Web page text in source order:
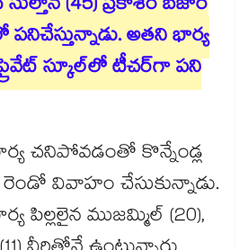
అతని భార్య
స్కూల్​లో టీచర్​గా పని
చనిపోవడంతో కొన్నేండ్ల
వివాహం చేసుకున్నాడు.
పిల్లలైన ముజమ్మిల్ (20),